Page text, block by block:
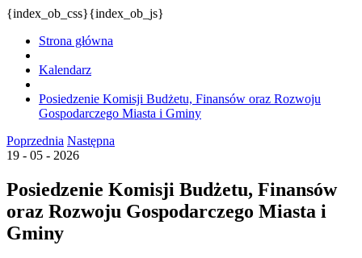
{index_ob_css}{index_ob_js}
Strona główna
Kalendarz
Posiedzenie Komisji Budżetu, Finansów oraz Rozwoju
Gospodarczego Miasta i Gminy
Poprzednia Następna
19 - 05 - 2026
Posiedzenie Komisji Budżetu, Finansów
oraz Rozwoju Gospodarczego Miasta i
Gminy